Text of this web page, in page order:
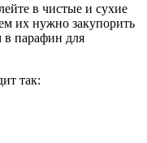
в чистые и сухие
их нужно закупорить
в парафин для
так: